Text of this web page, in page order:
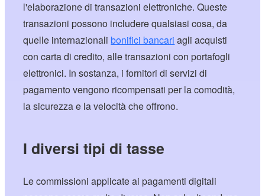
l'elaborazione di transazioni elettroniche. Queste
transazioni possono includere qualsiasi cosa, da
quelle internazionalibonifici bancari agli acquisti
con carta di credito, alle transazioni con portafogli
elettronici. In sostanza, i fornitori di servizi di
pagamento vengono ricompensati per la comodità,
la sicurezza e la velocità che offrono.
I diversi tipi di tasse
Le commissioni applicate ai pagamenti digitali